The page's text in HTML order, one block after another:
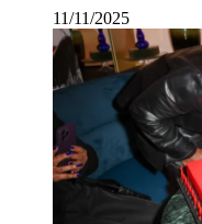
11/11/2025